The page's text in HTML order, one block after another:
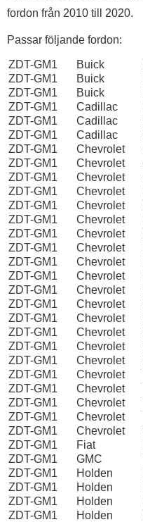
fordon från 2010 till 2020.
Passar följande fordon:
ZDT-GM1 Buick
ZDT-GM1
Buick
ZDT-GM1
Buick
ZDT-GM1
Cadillac
ZDT-GM1
Cadillac
ZDT-GM1
Cadillac
ZDT-GM1
Chevrolet
ZDT-GM1
Chevrolet
ZDT-GM1
Chevrolet
ZDT-GM1
Chevrolet
ZDT-GM1
Chevrolet
ZDT-GM1
Chevrolet
ZDT-GM1
Chevrolet
ZDT-GM1
Chevrolet
ZDT-GM1
Chevrolet
ZDT-GM1
Chevrolet
ZDT-GM1
Chevrolet
ZDT-GM1
Chevrolet
ZDT-GM1
Chevrolet
ZDT-GM1
Chevrolet
ZDT-GM1
Chevrolet
ZDT-GM1
Chevrolet
ZDT-GM1
Chevrolet
ZDT-GM1
Chevrolet
ZDT-GM1
Chevrolet
ZDT-GM1
Chevrolet
ZDT-GM1
Chevrolet
ZDT-GM1
Fiat
ZDT-GM1
GMC
ZDT-GM1
Holden
ZDT-GM1
Holden
ZDT-GM1
Holden
ZDT-GM1
Holden